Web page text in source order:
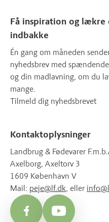
Få inspiration og
indbakke
Én gang om måneden
nyhedsbrev med
og din madlavning, om du
mange.
Tilmeld dig nyhedsbrevet
Kontaktoplysninger
Landbrug & Fødevarer
Axelborg, Axeltorv 3
1609 København V
Mail: peje@lf.dk, eller
FacebookYouTube